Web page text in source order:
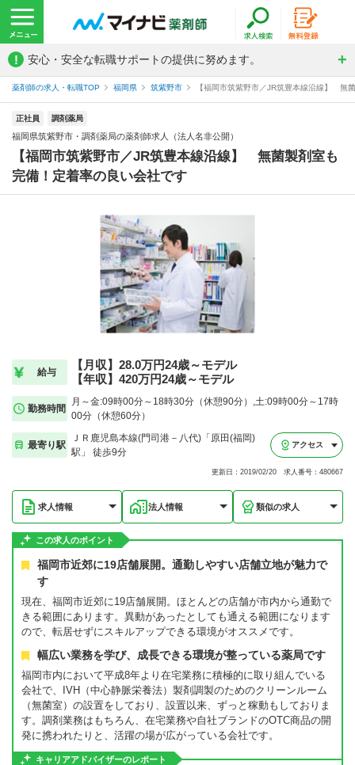
! 安心・安全な転職サポートの提供に努めます。
薬剤師の求人・転職TOP 福岡県 筑紫野市 【福岡市筑紫野市／JR筑豊本線沿線】 無
正社員 調剤薬局
福岡県筑紫野市・調剤薬局の薬剤師求人（法人名非公開）
【福岡市筑紫野市／JR筑豊本線沿線】 無菌製剤室も
完備！定着率の良い会社です
給与
【月収】28.0万円24歳～モデル
【年収】420万円24歳～モデル
勤務時間
月～金:09時00分～18時30分（休憩90分）,土:09時00分～17時
00分（休憩60分）
最寄り駅
ＪＲ鹿児島本線(門司港－八代)「原田(福岡)
駅」 徒歩9分
アクセス
更新日：2019/02/20 求人番号：480667
求人情報 法人情報 類似の求人
この求人のポイント
福岡市近郊に19店舗展開。通勤しやすい店舗立地が魅力で
す
現在、福岡市近郊に19店舗展開。ほとんどの店舗が市内から通勤で
きる範囲にあります。異動があったとしても通える範囲になります
ので、転居せずにスキルアップできる環境がオススメです。
幅広い業務を学び、成長できる環境が整っている薬局です
福岡市内において平成8年より在宅業務に積極的に取り組んでいる
会社で、IVH（中心静脈栄養法）製剤調製のためのクリーンルーム
（無菌室）の設置をしており、設置以来、ずっと稼動もしておりま
す。調剤業務はもちろん、在宅業務や自社ブランドのOTC商品の開
発に携われたりと、活躍の場が広がっている会社です。
キャリアアドバイザーのレポート